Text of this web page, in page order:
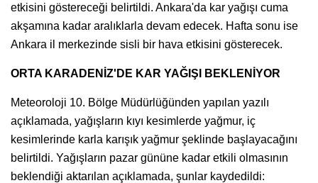
etkisini göstereceği belirtildi. Ankara'da kar yağışı cuma
akşamına kadar aralıklarla devam edecek. Hafta sonu ise
Ankara il merkezinde sisli bir hava etkisini gösterecek.
ORTA KARADENİZ'DE KAR YAĞIŞI BEKLENİYOR
Meteoroloji 10. Bölge Müdürlüğünden yapılan yazılı
açıklamada, yağışların kıyı kesimlerde yağmur, iç
kesimlerinde karla karışık yağmur şeklinde başlayacağını
belirtildi. Yağışların pazar gününe kadar etkili olmasının
beklendiği aktarılan açıklamada, şunlar kaydedildi: